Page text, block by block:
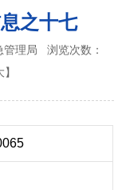
之十七
管理局 浏览次数：
】